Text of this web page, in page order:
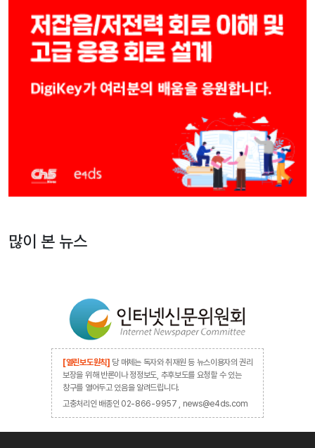
많이 본 뉴스
[열린보도원칙] 당 매체는 독자와 취재원 등 뉴스이용자의 권리
보장을 위해 반론이나 정정보도, 추후보도를 요청할 수 있는
창구를 열어두고 있음을 알려드립니다.
고충처리인 배종인 02-866-9957 , news@e4ds.com